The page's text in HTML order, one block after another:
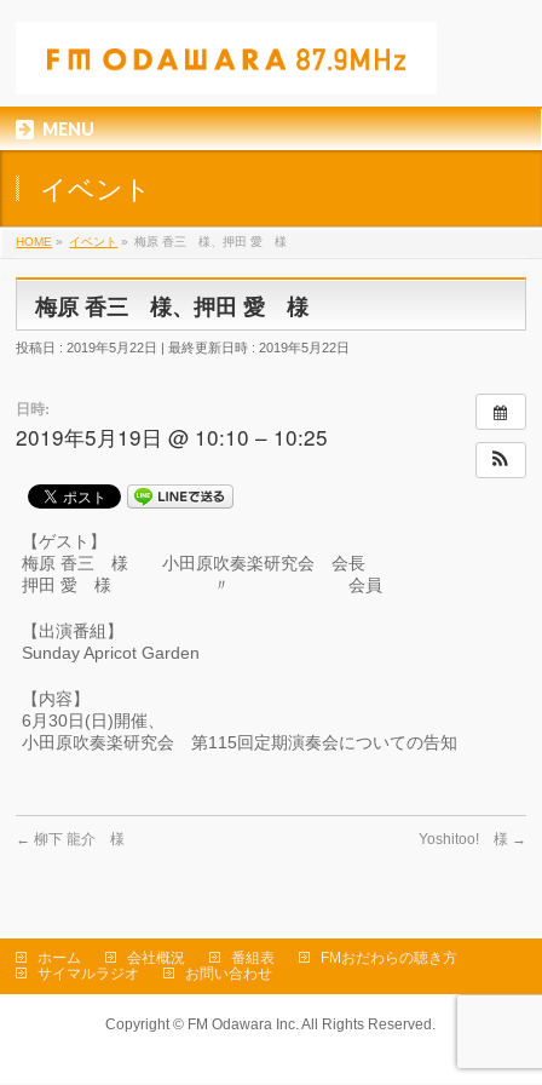
MENU
イベント
HOME » イベント » 梅原 香三 様、押田 愛 様
梅原 香三 様、押田 愛 様
投稿日 : 2019年5月22日 最終更新日時 : 2019年5月22日
日時:
2019年5月19日 @ 10:10 – 10:25
【ゲスト】
梅原 香三 様 小田原吹奏楽研究会 会長
押田 愛 様 〃 会員
【出演番組】
Sunday Apricot Garden
【内容】
6月30日(日)開催、
小田原吹奏楽研究会 第115回定期演奏会についての告知
← 柳下 龍介 様 Yoshitoo! 様 →
ホーム 会社概況 番組表
FMおだわらの聴き方
サイマルラジオ
お問い合わせ
Copyright © FM Odawara Inc. All Rights Reserved.